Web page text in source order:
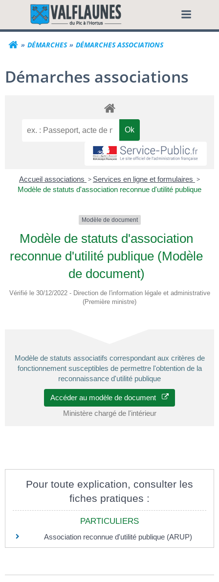
contenuCommune de
DÉMARCHES DÉMARCHES ASSOCIATIONS
Démarches associations
Accueil associations > Services en ligne et formulaires >
Modèle de statuts d'association reconnue d'utilité publique
Modèle de document
Modèle de statuts d'association
reconnue d'utilité publique (Modèle
de document)
Vérifié le 30/12/2022 - Direction de l'information légale et administrative
(Première ministre)
Modèle de statuts associatifs correspondant aux critères de
fonctionnement susceptibles de permettre l'obtention de la
reconnaissance d'utilité publique
Accéder au modèle de document
Ministère chargé de l'intérieur
Pour toute explication, consulter les
fiches pratiques :
PARTICULIERS
Association reconnue d'utilité publique (ARUP)